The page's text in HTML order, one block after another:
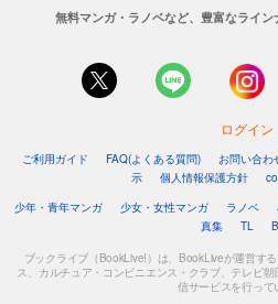
無料マンガ・ラノベなど、豊富なライン
ログイン
ご利用ガイド FAQ(よくある質問) お問い合わ
示
個人情報保護方針
少年・青年マンガ
少女・女性マンガ ラノベ
真集
TL
ブックライブ（BookLive!）は、BookLiveが運営す
ス、カルチュア・コンビニエンス・クラブ、テレビ
信サービスを行って